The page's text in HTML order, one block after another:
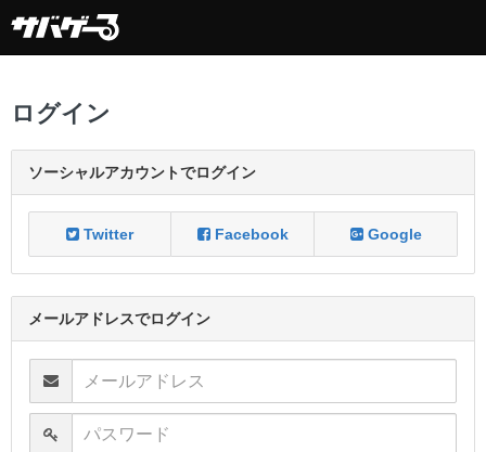
ログイン
ソーシャルアカウントでログイン
Twitter Facebook Google
メールアドレスでログイン
メールアドレス
パスワード